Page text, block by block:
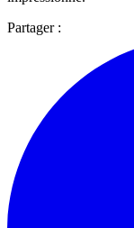
Partager :